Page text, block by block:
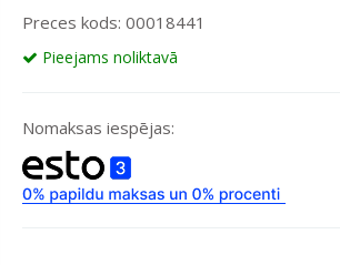
Preces kods: 00018441
Pieejams noliktavā
Nomaksas iespējas: